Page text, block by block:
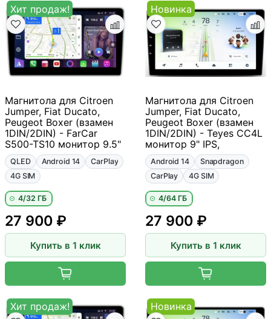
Хит продаж!
Магнитола для Citroen
Jumper, Fiat Ducato,
Peugeot Boxer (взамен
1DIN/2DIN) - FarCar
S500-TS10 монитор 9.5"
QLED Android 14
CarPlay
4G SIM
4/32 ГБ
27 900 ₽
Купить в 1 клик
Новинка
Магнитола для Citroen
Jumper, Fiat Ducato,
Peugeot Boxer (взамен
1DIN/2DIN) - Teyes CC4L
монитор 9" IPS,
Android 14
Snapdragon
CarPlay
4G SIM
4/64 ГБ
27 900 ₽
Купить в 1 клик
Хит продаж! Новинка